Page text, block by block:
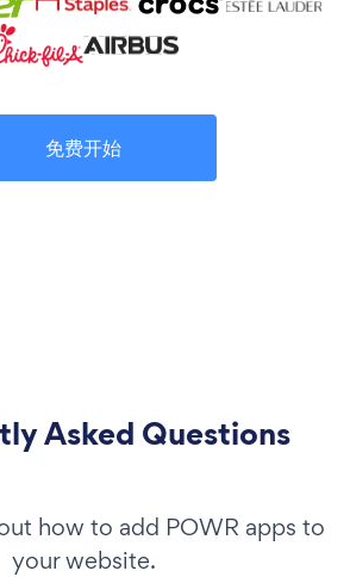
免费开始
Asked Questions
how to add POWR apps to
your website.